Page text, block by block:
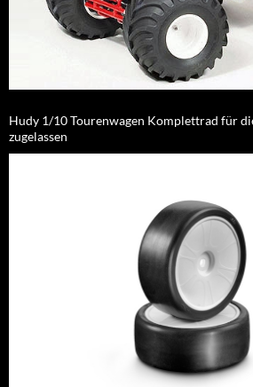
Hudy 1/10 Tourenwagen Komplettrad für
zugelassen